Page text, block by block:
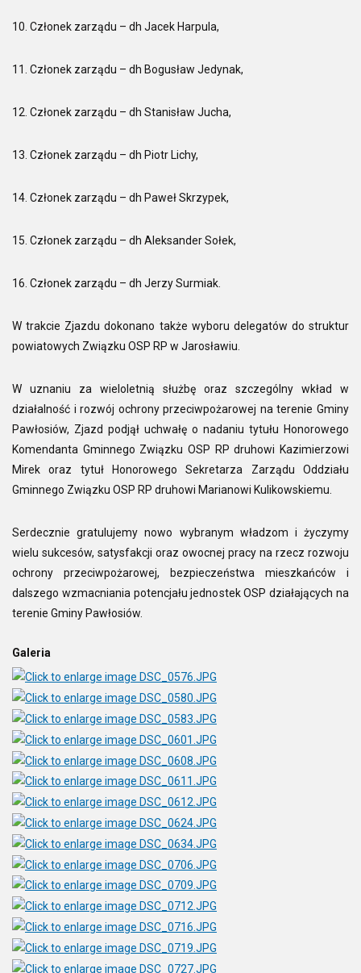
10. Członek zarządu – dh Jacek Harpula,
11. Członek zarządu – dh Bogusław Jedynak,
12. Członek zarządu – dh Stanisław Jucha,
13. Członek zarządu – dh Piotr Lichy,
14. Członek zarządu – dh Paweł Skrzypek,
15. Członek zarządu – dh Aleksander Sołek,
16. Członek zarządu – dh Jerzy Surmiak.
W trakcie Zjazdu dokonano także wyboru delegatów do struktur
powiatowych Związku OSP RP w Jarosławiu.
W uznaniu za wieloletnią służbę oraz szczególny wkład w
działalność i rozwój ochrony przeciwpożarowej na terenie Gminy
Pawłosiów, Zjazd podjął uchwałę o nadaniu tytułu Honorowego
Komendanta Gminnego Związku OSP RP druhowi Kazimierzowi
Mirek oraz tytuł Honorowego Sekretarza Zarządu Oddziału
Gminnego Związku OSP RP druhowi Marianowi Kulikowskiemu.
Serdecznie gratulujemy nowo wybranym władzom i życzymy
wielu sukcesów, satysfakcji oraz owocnej pracy na rzecz rozwoju
ochrony przeciwpożarowej, bezpieczeństwa mieszkańców i
dalszego wzmacniania potencjału jednostek OSP działających na
terenie Gminy Pawłosiów.
Galeria